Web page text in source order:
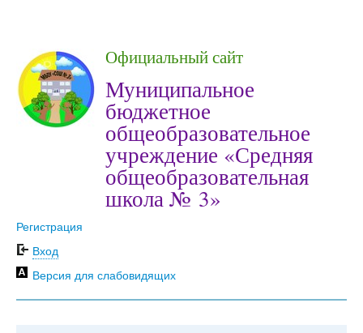
Официальный сайт
Муниципальное
бюджетное
общеобразовательное
учреждение «Средняя
общеобразовательная
школа № 3»
Регистрация
Вход
Версия для слабовидящих